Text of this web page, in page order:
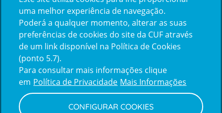
Inicie sessão com a Apple
Centro de Apoio ao Cliente | Política de Privacidade e Cookies
uma melhor experiência de navegação.
Poderá a qualquer momento, alterar as suas
preferências de cookies do site da CUF através
de um link disponível na Política de Cookies
(ponto 5.7).
Para consultar mais informações clique
em Política de Privacidade Mais Informações
CONFIGURAR COOKIES